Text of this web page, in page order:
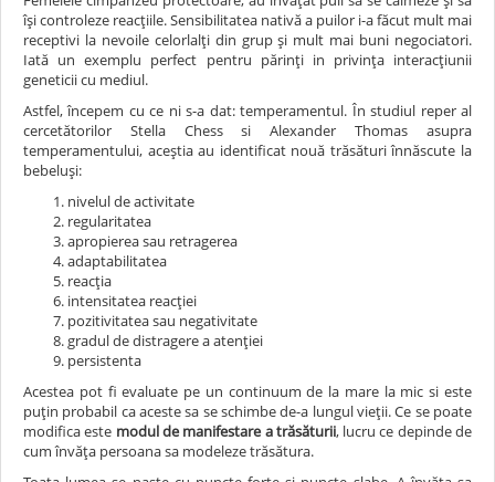
își controleze reacțiile. Sensibilitatea nativă a puilor i-a făcut mult mai
receptivi la nevoile celorlalți din grup și mult mai buni negociatori.
Iată un exemplu perfect pentru părinți in privința interacțiunii
geneticii cu mediul.
Astfel, începem cu ce ni s-a dat: temperamentul. În studiul reper al
cercetătorilor Stella Chess si Alexander Thomas asupra
temperamentului, aceștia au identificat nouă trăsături înnăscute la
bebeluși:
nivelul de activitate
regularitatea
apropierea sau retragerea
adaptabilitatea
reacția
intensitatea reacției
pozitivitatea sau negativitate
gradul de distragere a atenției
persistenta
Acestea pot fi evaluate pe un continuum de la mare la mic si este
puțin probabil ca aceste sa se schimbe de-a lungul vieții. Ce se poate
modifica este modul de manifestare a trăsăturii, lucru ce depinde de
cum învăța persoana sa modeleze trăsătura.